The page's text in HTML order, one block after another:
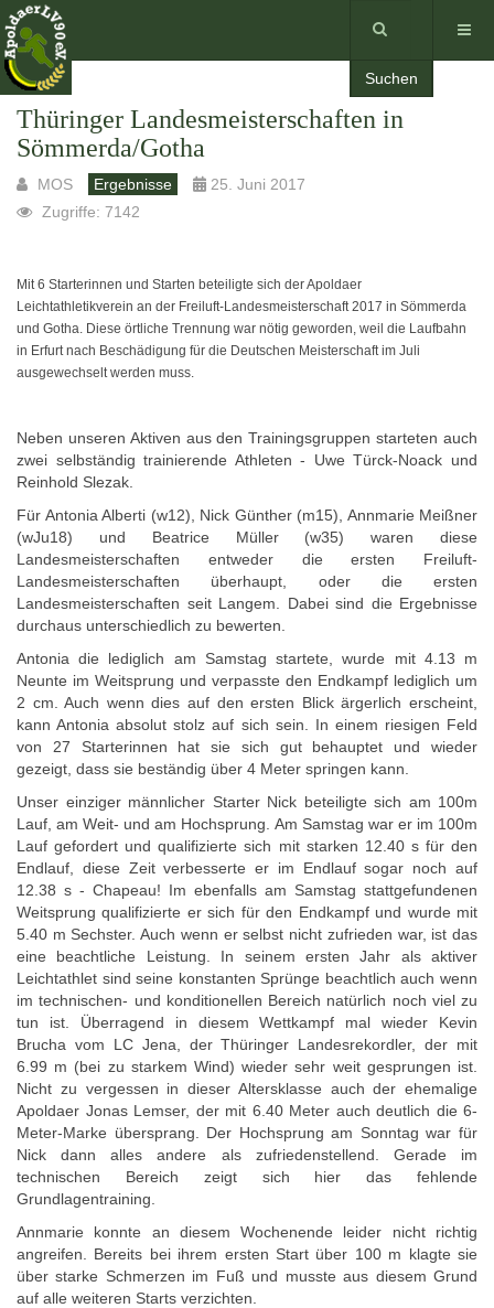
Suchen
Thüringer Landesmeisterschaften in
Sömmerda/Gotha
MOS Ergebnisse
25. Juni 2017
Zugriffe: 7142
Mit 6 Starterinnen und Starten beteiligte sich der Apoldaer
Leichtathletikverein an der Freiluft-Landesmeisterschaft 2017 in Sömmerda
und Gotha. Diese örtliche Trennung war nötig geworden, weil die Laufbahn
in Erfurt nach Beschädigung für die Deutschen Meisterschaft im Juli
ausgewechselt werden muss.
Neben unseren Aktiven aus den Trainingsgruppen starteten auch
zwei selbständig trainierende Athleten - Uwe Türck-Noack und
Reinhold Slezak.
Für Antonia Alberti (w12), Nick Günther (m15), Annmarie Meißner
(wJu18) und Beatrice Müller (w35) waren diese
Landesmeisterschaften entweder die ersten Freiluft-
Landesmeisterschaften überhaupt, oder die ersten
Landesmeisterschaften seit Langem. Dabei sind die Ergebnisse
durchaus unterschiedlich zu bewerten.
Antonia die lediglich am Samstag startete, wurde mit 4.13 m
Neunte im Weitsprung und verpasste den Endkampf lediglich um
2 cm. Auch wenn dies auf den ersten Blick ärgerlich erscheint,
kann Antonia absolut stolz auf sich sein. In einem riesigen Feld
von 27 Starterinnen hat sie sich gut behauptet und wieder
gezeigt, dass sie beständig über 4 Meter springen kann.
Unser einziger männlicher Starter Nick beteiligte sich am 100m
Lauf, am Weit- und am Hochsprung. Am Samstag war er im 100m
Lauf gefordert und qualifizierte sich mit starken 12.40 s für den
Endlauf, diese Zeit verbesserte er im Endlauf sogar noch auf
12.38 s - Chapeau! Im ebenfalls am Samstag stattgefundenen
Weitsprung qualifizierte er sich für den Endkampf und wurde mit
5.40 m Sechster. Auch wenn er selbst nicht zufrieden war, ist das
eine beachtliche Leistung. In seinem ersten Jahr als aktiver
Leichtathlet sind seine konstanten Sprünge beachtlich auch wenn
im technischen- und konditionellen Bereich natürlich noch viel zu
tun ist. Überragend in diesem Wettkampf mal wieder Kevin
Brucha vom LC Jena, der Thüringer Landesrekordler, der mit
6.99 m (bei zu starkem Wind) wieder sehr weit gesprungen ist.
Nicht zu vergessen in dieser Altersklasse auch der ehemalige
Apoldaer Jonas Lemser, der mit 6.40 Meter auch deutlich die 6-
Meter-Marke übersprang. Der Hochsprung am Sonntag war für
Nick dann alles andere als zufriedenstellend. Gerade im
technischen Bereich zeigt sich hier das fehlende
Grundlagentraining.
Annmarie konnte an diesem Wochenende leider nicht richtig
angreifen. Bereits bei ihrem ersten Start über 100 m klagte sie
über starke Schmerzen im Fuß und musste aus diesem Grund
auf alle weiteren Starts verzichten.